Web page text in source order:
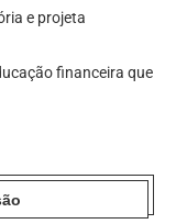
e projeta
financeira que